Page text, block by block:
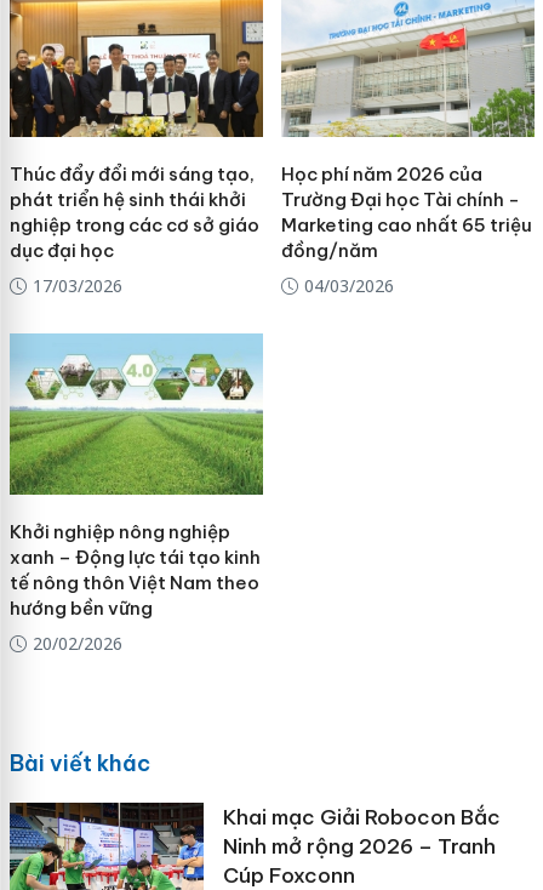
Thúc đẩy đổi mới sáng tạo,
phát triển hệ sinh thái khởi
nghiệp trong các cơ sở giáo
dục đại học
17/03/2026
Học phí năm 2026 của
Trường Đại học Tài chính -
Marketing cao nhất 65 triệu
đồng/năm
04/03/2026
Khởi nghiệp nông nghiệp
xanh – Động lực tái tạo kinh
tế nông thôn Việt Nam theo
hướng bền vững
20/02/2026
Bài viết khác
Khai mạc Giải Robocon Bắc
Ninh mở rộng 2026 – Tranh
Cúp Foxconn